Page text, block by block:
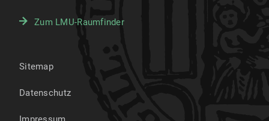
Zum LMU-Raumfinder
Sitemap
Datenschutz